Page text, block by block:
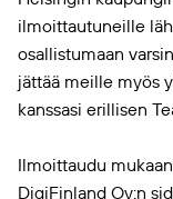
ilmoittautuneille
osallistumaan
jättää meille myös
kanssasi erillisen
Ilmoittaudu mukaan
DigiFinland Oy:n